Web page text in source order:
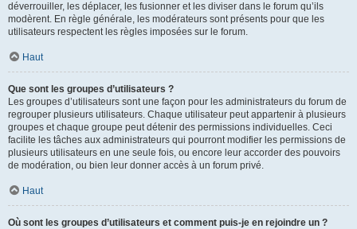
déverrouiller, les déplacer, les fusionner et les diviser dans le forum qu’ils
modèrent. En règle générale, les modérateurs sont présents pour que les
utilisateurs respectent les règles imposées sur le forum.
Haut
Que sont les groupes d’utilisateurs ?
Les groupes d’utilisateurs sont une façon pour les administrateurs du forum de
regrouper plusieurs utilisateurs. Chaque utilisateur peut appartenir à plusieurs
groupes et chaque groupe peut détenir des permissions individuelles. Ceci
facilite les tâches aux administrateurs qui pourront modifier les permissions de
plusieurs utilisateurs en une seule fois, ou encore leur accorder des pouvoirs
de modération, ou bien leur donner accès à un forum privé.
Haut
Où sont les groupes d’utilisateurs et comment puis-je en rejoindre un ?